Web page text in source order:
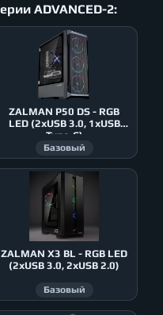
ADVANCED-2:
ZALMAN P50 DS - RGB
LED (2xUSB 3.0, 1xUSB
Type-C)
Базовый
ZALMAN X3 BL - RGB LED
(2xUSB 3.0, 2xUSB 2.0)
Базовый